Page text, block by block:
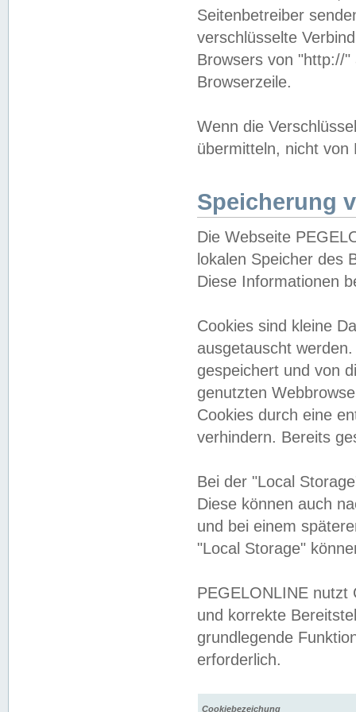
Seitenbetreiber
verschlüsselte
Browsers von "http://
Browserzeile.
Wenn die
übermitteln, nicht von
Speicherung
Die Webseite
lokalen Speicher des
Diese Informationen
Cookies sind kleine
ausgetauscht
gespeichert und von
genutzten
Cookies durch eine
verhindern. Bereits
Bei der "Local
Diese können auch
und bei einem
"Local Storage"
PEGELONLINE nutzt
und korrekte
grundlegende
erforderlich.
Cookiebezeichung